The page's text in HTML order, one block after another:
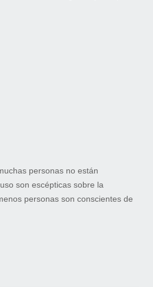
personas no están
son escépticas sobre la
personas son conscientes de